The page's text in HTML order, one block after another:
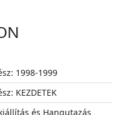
1998-1999
KEZDETEK
és Hangutazás